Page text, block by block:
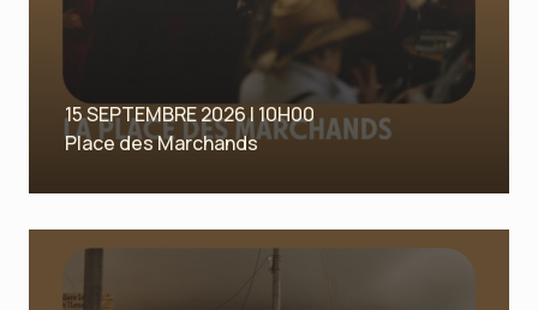
15 SEPTEMBRE 2026 | 10H00
Place des Marchands